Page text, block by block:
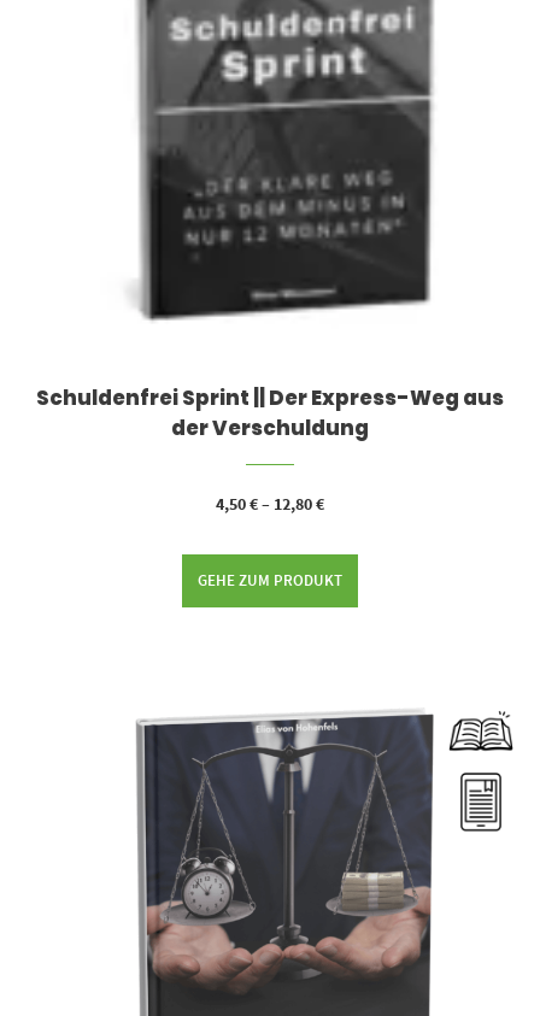
Schuldenfrei Sprint || Der Express-Weg aus
der Verschuldung
4,50€– 12,80€
GEHE ZUM PRODUKT